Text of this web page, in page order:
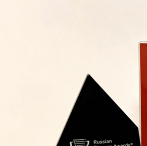
КАТАЛОГ ПРОДУКТОВ
ФАРМАКОНАДЗОР
ПРОИЗВОДСТВО И